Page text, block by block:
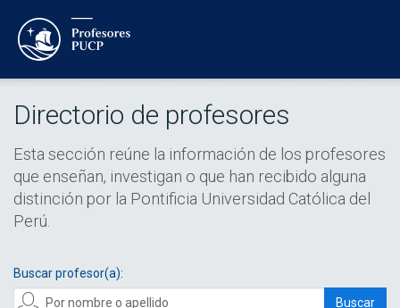
Directorio de profesores
Esta sección reúne la información de los profesores
que enseñan, investigan o que han recibido alguna
distinción por la Pontificia Universidad Católica del
Perú.
Buscar profesor(a):
Buscar